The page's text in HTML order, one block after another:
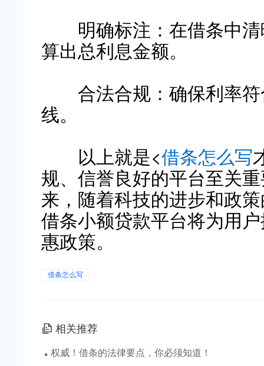
明确标注：在借条中清
算出总利息金额。
合法合规：确保利率符
线。
以上就是<借条怎么写
规、信誉良好的平台至关
来，随着科技的进步和政
借条小额贷款平台将为用
惠政策。
借条怎么写
相关推荐
· 权威！借条的法律要点，你必须知道！